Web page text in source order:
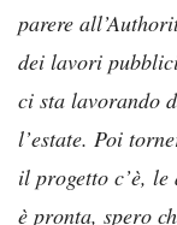
parere
dei lavori
ci sta lavorando
l’estate. Poi
il progetto c’è, le
è pronta, spero